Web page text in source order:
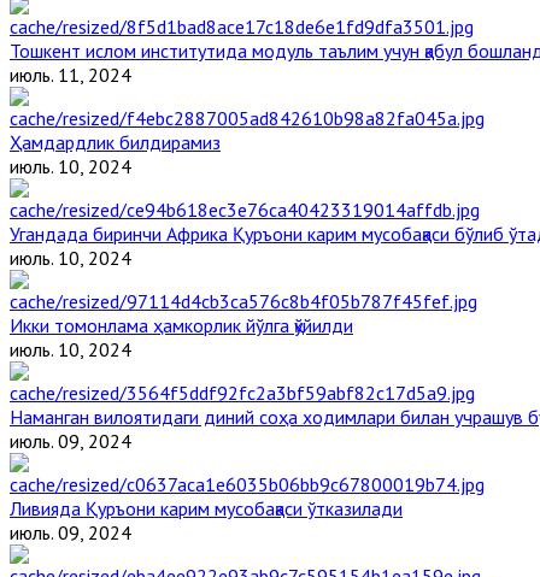
Тошкент ислом институтида модуль таълим учун қабул
июль. 11, 2024
Ҳамдардлик билдирамиз
июль. 10, 2024
Угандада биринчи Aфрика Қуръони карим мусобақаси бўлиб
июль. 10, 2024
Икки томонлама ҳамкорлик йўлга қўйилди
июль. 10, 2024
Наманган вилоятидаги диний соҳа ходимлари билан учрашув
июль. 09, 2024
Ливияда Қуръони карим мусобақаси ўтказилади
июль. 09, 2024